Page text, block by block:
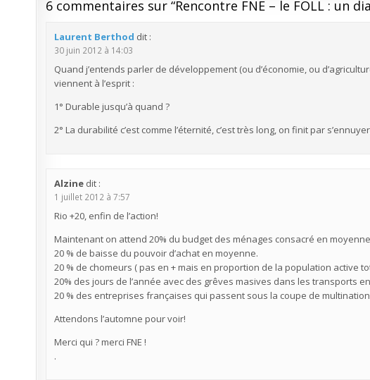
6 commentaires sur “Rencontre FNE – le FOLL : un
Laurent Berthod dit :
30 juin 2012 à 14:03
Quand j’entends parler de développement (ou d’économie, ou
viennent à l’esprit :
1° Durable jusqu’à quand ?
2° La durabilité c’est comme l’éternité, c’est très long, on finit par
Alzine dit :
1 juillet 2012 à 7:57
Rio +20, enfin de l’action!
Maintenant on attend 20% du budget des ménages consacré en
20 % de baisse du pouvoir d’achat en moyenne.
20 % de chomeurs ( pas en + mais en proportion de la population active
20% des jours de l’année avec des grêves masives dans les transports
20 % des entreprises françaises qui passent sous la coupe de
Attendons l’automne pour voir!
Merci qui ? merci FNE !
.